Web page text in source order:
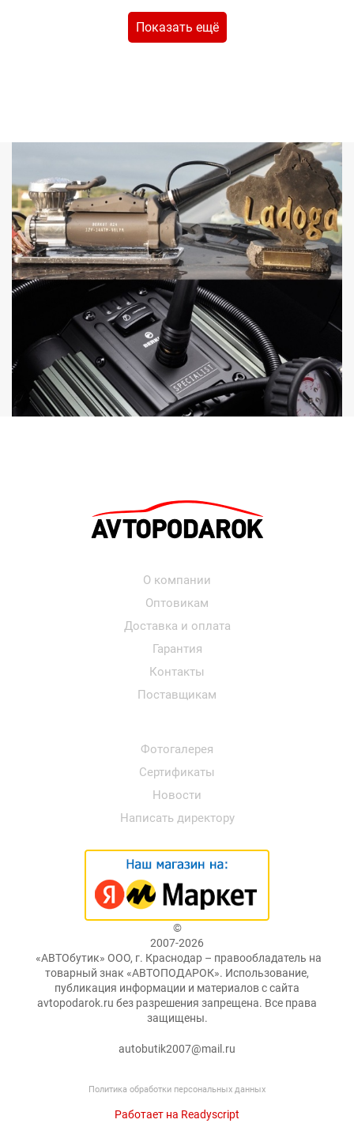
Показать ещё
О компании
Оптовикам
Доставка и оплата
Гарантия
Контакты
Поставщикам
Фотогалерея
Сертификаты
Новости
Написать директору
©
2007-2026
«АВТОбутик» ООО, г. Краснодар – правообладатель на
товарный знак «АВТОПОДАРОК». Использование,
публикация информации и материалов с сайта
avtopodarok.ru без разрешения запрещена. Все права
защищены.
autobutik2007@mail.ru
Политика обработки персональных данных
Работает на Readyscript